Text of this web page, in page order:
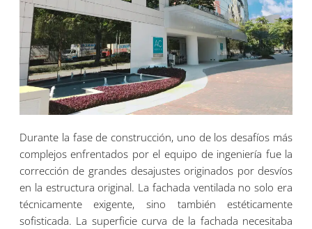
Durante la fase de construcción, uno de los desafíos más
complejos enfrentados por el equipo de ingeniería fue la
corrección de grandes desajustes originados por desvíos
en la estructura original. La fachada ventilada no solo era
técnicamente exigente, sino también estéticamente
sofisticada. La superficie curva de la fachada necesitaba